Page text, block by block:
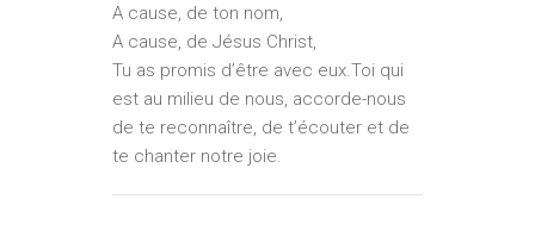
A cause, de ton nom,
A cause, de Jésus Christ,
Tu as promis d’être avec eux.Toi qui
est au milieu de nous, accorde-nous
de te reconnaître, de t’écouter et de
te chanter notre joie.